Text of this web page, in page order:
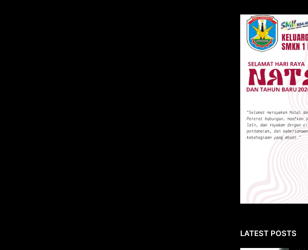
LATEST POSTS